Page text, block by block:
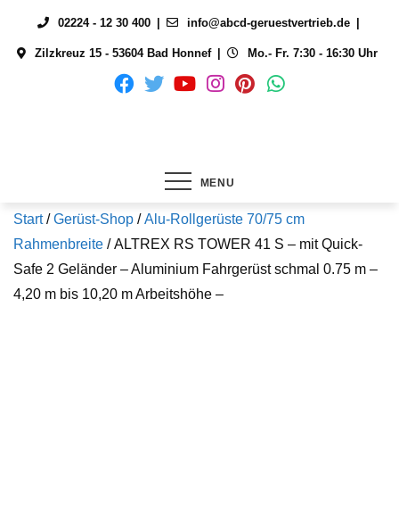
content
02224 - 12 30 400 info@abcd-geruestvertrieb.de
Zilzkreuz 15 - 53604 Bad Honnef Mo.- Fr. 7:30 - 16:30 Uhr
MENU
Start/Gerüst-Shop /Alu-Rollgerüste 70/75 cm
Rahmenbreite / ALTREX RS TOWER 41 S – mit Quick-
Safe 2 Geländer – Aluminium Fahrgerüst schmal 0.75 m –
4,20 m bis 10,20 m Arbeitshöhe –